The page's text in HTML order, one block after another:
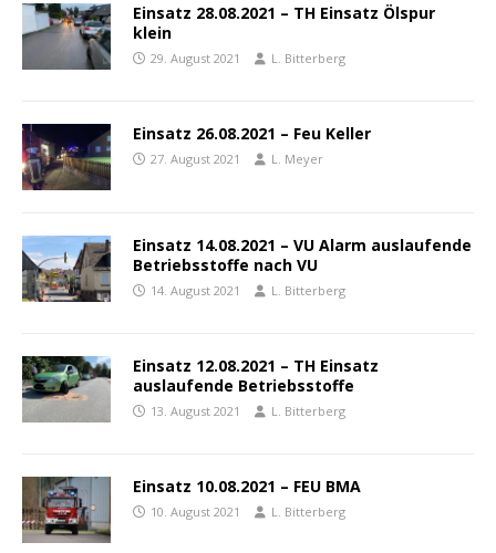
Einsatz 28.08.2021 – TH Einsatz Ölspur
klein
29. August 2021 L. Bitterberg
Einsatz 26.08.2021 – Feu Keller
27. August 2021 L. Meyer
Einsatz 14.08.2021 – VU Alarm auslaufende
Betriebsstoffe nach VU
14. August 2021 L. Bitterberg
Einsatz 12.08.2021 – TH Einsatz
auslaufende Betriebsstoffe
13. August 2021 L. Bitterberg
Einsatz 10.08.2021 – FEU BMA
10. August 2021 L. Bitterberg